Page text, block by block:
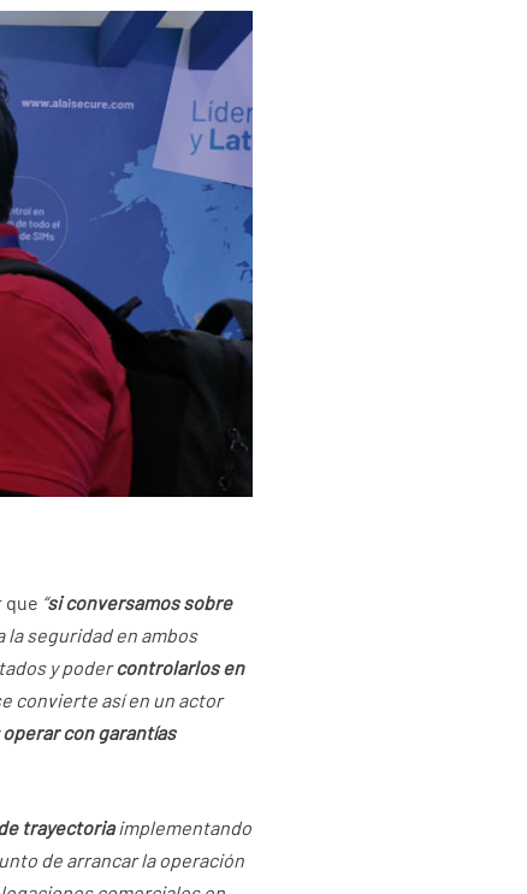
que “si conversamos sobre
la seguridad en ambos
y podercontrolarlos en
convierte así en un actor
operar con garantías
trayectoriaimplementando
de arrancar la operación